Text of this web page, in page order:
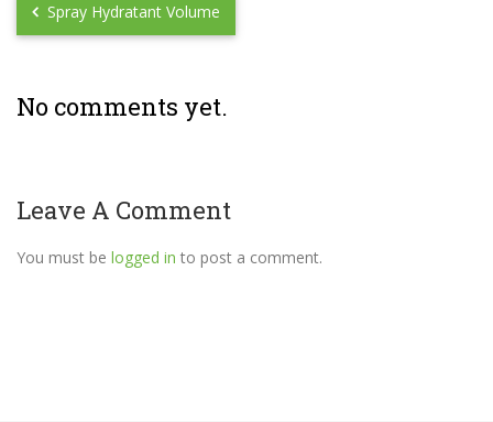
Spray Hydratant Volume
No comments yet.
Leave A Comment
You must be logged in to post a comment.